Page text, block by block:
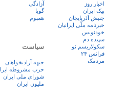
اخبار روز
پيک ايران
جنبش آذربایجان
خبرنامه ملّی ایرانیان
خودنویس
سپیده دم
سکولاریسم نو
فرانس ۲۴
مردمک
آزادگی
گویا
همبوم
سیاست
جبهه آزادیخواهان
حزب مشروطه
شورای ملی ایران
ملیون ایران